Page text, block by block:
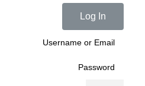
Log In